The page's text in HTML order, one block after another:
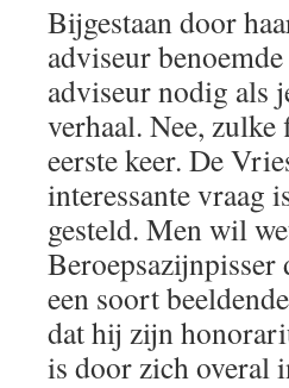
Bijgestaan door
adviseur
adviseur nodig als
verhaal. Nee,
eerste keer. De
interessante vraag
gesteld. Men wil
een soort
dat hij zijn
is door zich overal